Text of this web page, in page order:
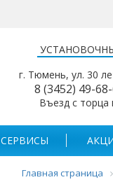
г. Тюмень, ул. 30
8 (3452) 49-
Въезд с торца
СЕРВИСЫ
Главная страница